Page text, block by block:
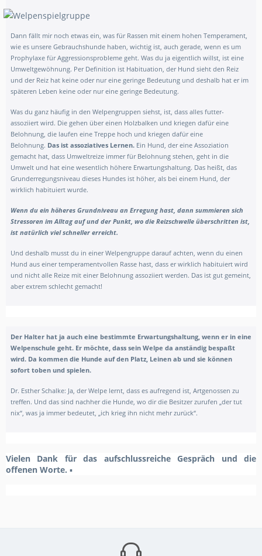
Dann fällt mir noch etwas ein, was für Rassen mit einem hohen Temperament,
wie es unsere Gebrauchshunde haben, wichtig ist, auch gerade, wenn es um
Prophylaxe für Aggressionsprobleme geht. Was du ja eigentlich willst, ist eine
Umweltgewöhnung. Per Definition ist Habituation, der Hund sieht den Reiz
und der Reiz hat keine oder nur eine geringe Bedeutung und deshalb hat er im
späteren Leben keine oder nur eine geringe Bedeutung.
Was du ganz häufig in den Welpengruppen siehst, ist, dass alles futter-
assoziiert wird. Die gehen über einen Holzbalken und kriegen dafür eine
Belohnung, die laufen eine Treppe hoch und kriegen dafür eine
Belohnung. Das ist assoziatives Lernen. Ein Hund, der eine Assoziation
gemacht hat, dass Umweltreize immer für Belohnung stehen, geht in die
Umwelt und hat eine wesentlich höhere Erwartungshaltung. Das heißt, das
Grunderregungsniveau dieses Hundes ist höher, als bei einem Hund, der
wirklich habituiert wurde.
Wenn du ein höheres Grundniveau an Erregung hast, dann summieren sich
Stressoren im Alltag auf und der Punkt, wo die Reizschwelle überschritten ist,
ist natürlich viel schneller erreicht.
Und deshalb musst du in einer Welpengruppe darauf achten, wenn du einen
Hund aus einer temperamentvollen Rasse hast, dass er wirklich habituiert wird
und nicht alle Reize mit einer Belohnung assoziiert werden. Das ist gut gemeint,
aber extrem schlecht gemacht!
Der Halter hat ja auch eine bestimmte Erwartungshaltung, wenn er in eine
Welpenschule geht. Er möchte, dass sein Welpe da anständig bespaßt
wird. Da kommen die Hunde auf den Platz, Leinen ab und sie können
sofort toben und spielen.
Dr. Esther Schalke: Ja, der Welpe lernt, dass es aufregend ist, Artgenossen zu
treffen. Und das sind nachher die Hunde, wo dir die Besitzer zurufen „der tut
nix“, was ja immer bedeutet, „ich krieg ihn nicht mehr zurück“.
Vielen Dank für das aufschlussreiche Gespräch und die
offenen Worte. ▪